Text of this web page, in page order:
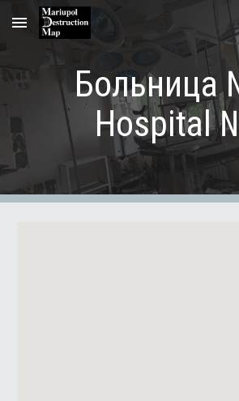
Skip to main content
Больница
Hospital